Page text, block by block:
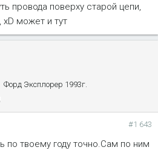
провода поверху старой цепи,
хD может и тут
Форд Эксплорер 1993г.
#1 643
по твоему году точно.Сам по ним